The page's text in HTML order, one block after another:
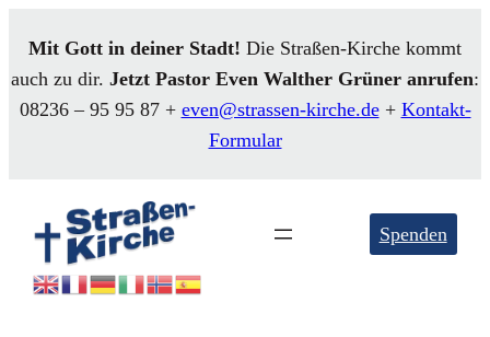
Mit Gott in deiner Stadt! Die Straßen-Kirche kommt
auch zu dir. Jetzt Pastor Even Walther Grüner anrufen:
08236 – 95 95 87 + even@strassen-kirche.de+ Kontakt-
Formular
Spenden